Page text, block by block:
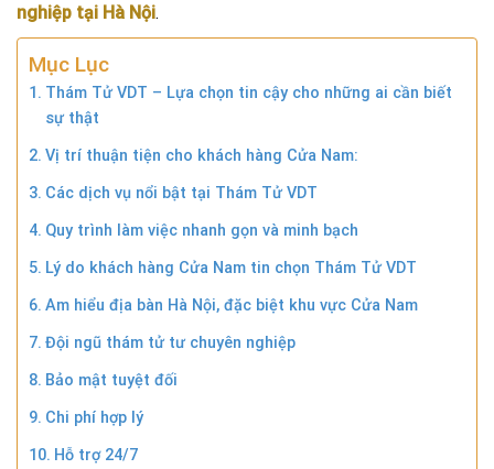
nghiệp tại Hà Nội.
Mục Lục
Thám Tử VDT – Lựa chọn tin cậy cho những ai cần biết
sự thật
Vị trí thuận tiện cho khách hàng Cửa Nam:
Các dịch vụ nổi bật tại Thám Tử VDT
Quy trình làm việc nhanh gọn và minh bạch
Lý do khách hàng Cửa Nam tin chọn Thám Tử VDT
Am hiểu địa bàn Hà Nội, đặc biệt khu vực Cửa Nam
Đội ngũ thám tử tư chuyên nghiệp
Bảo mật tuyệt đối
Chi phí hợp lý
Hỗ trợ 24/7